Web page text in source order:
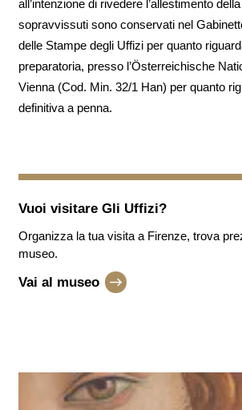
all’intenzione di rivedere l’allestimento
sopravvissuti sono conservati nel
delle Stampe degli Uffizi per quanto
preparatoria, presso l’Österreichische
Vienna (Cod. Min. 32/1 Han) per quanto
definitiva a penna.
Vuoi visitare Gli Uffizi?
Organizza la tua visita a Firenze, trova
museo.
Vai al museo